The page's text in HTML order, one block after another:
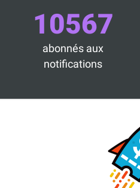
10567
abonnés aux
notifications